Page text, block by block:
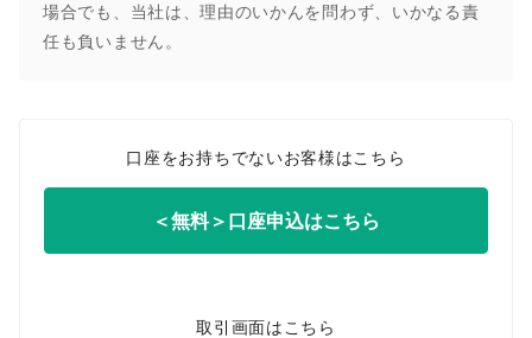
場合でも、当社は、理由のいかんを問わず、いかなる責
任も負いません。
口座をお持ちでないお客様はこちら
＜無料＞口座申込はこちら
取引画面はこちら